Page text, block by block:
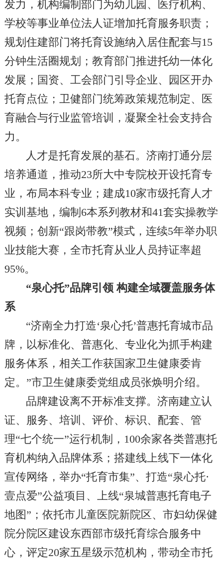
发力，机构编制部门为幼儿园、医疗机构、
学校等事业单位法人证增加托育服务职责；
规划住建部门将托育设施纳入居住配套与15
分钟生活圈规划；教育部门推进托幼一体化
发展；国资、工会部门引导企业、园区开办
托育点位；卫健部门统筹政策规范制定、医
育融合与行业监管培训，凝聚全社会支持合
力。
人才是托育发展的基石。济南打通分层
培养通道，推动23所大中专院校开设托育专
业，布局本科专业；建成10家市级托育人才
实训基地，编制6本系列教材和41套实操教学
视频；创新“跟岗带教”模式，连续5年举办职
业技能大赛，全市托育从业人员持证率超
95%。
“泉心托”品牌引领 构建全域覆盖服务体
系
“济南全力打造‘泉心托’普惠托育城市品
牌，以标准化、普惠化、专业化为抓手构建
服务体系，相关工作获国家卫生健康委肯
定。”市卫生健康委党组成员张焕明介绍。
品牌建设离不开标准支撑。济南建立认
证、服务、培训、评价、标识、配套、管
理“七个统一”运行机制，100余家各类普惠托
育机构纳入品牌体系；搭建线上线下一体化
宣传网络，举办“托育市集”、打造“泉心托·
壹点爱”公益项目、上线“泉城普惠托育电子
地图”；依托市儿童医院新院区、市妇幼保健
院分院区建设东西部市级托育综合服务中
心，评定20家五星级示范机构，带动全市托